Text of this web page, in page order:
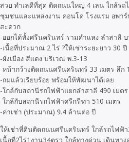
สวย ทำเลดีที่สุด ติดถนนใหญ่ 4 เลน ใกล้ร
ชุมชนและแหล่งงาน คอนโด โรงแรม อพาร์
สะดวก
-ออกได้ทั้งศรีนครินทร์ รามคำแหง ลำสาลี
-เนื้อที่ประมาณ 2 ไร่ ?ให้เช่าระยะยาว 30 ปี
-ผังเมือง สีแดง บริเวณ พ.3-13
-หน้ากว้างติดถนนศรีนครินทร์ 33 เมตร ลึก
-ถมแล้วเรียบร้อย พร้อมให้พัฒนาได้เลย
-ใกล้กับสถานีรถไฟฟ้าแยกลำสาลี 490 เมตร
-ใกล้กับสถานีรถไฟฟ้าศรีกรีฑา 510 เมตร
-ค่าเช่า (ประมาณ) 9.4 ล้านต่อ ปี
ให้เช่าที่ดินติดถนนศรีนครินทร์ ใกล้รถไฟฟ้า
เนื้อที่2ไร่1งาน34ตรว ใกล้ทางด่วน เดินทา